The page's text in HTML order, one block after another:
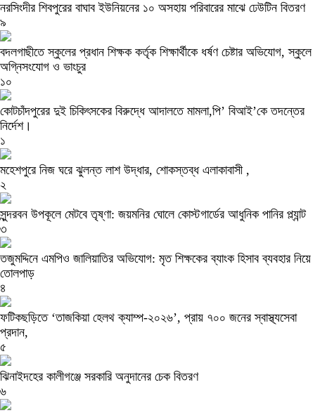
নরসিংদীর শিবপুরের বাঘাব ইউনিয়নের ১০ অসহায় পরিবারের মাঝে ঢেউটিন বিতরণ
৯
বদলগাছীতে স্কুলের প্রধান শিক্ষক কর্তৃক শিক্ষার্থীকে ধর্ষণ চেষ্টার অভিযোগ, স্কুলে
অগ্নিসংযোগ ও ভাংচুর
১০
কোটচাঁদপুরের দুই চিকিৎসকের বিরুদ্ধে আদালতে মামলা,পি’ বিআই’কে তদন্তের
নির্দেশ।
১
মহেশপুরে নিজ ঘরে ঝুলন্ত লাশ উদ্ধার, শোকস্তব্ধ এলাকাবাসী ,
২
সুন্দরবন উপকূলে মেটবে তৃষ্ণা: জয়মনির ঘোলে কোস্টগার্ডের আধুনিক পানির প্ল্যান্ট
৩
তজুমদ্দিনে এমপিও জালিয়াতির অভিযোগ: মৃত শিক্ষকের ব্যাংক হিসাব ব্যবহার নিয়ে
তোলপাড়
৪
ফটিকছড়িতে ‘তাজকিয়া হেলথ ক্যাম্প-২০২৬’, প্রায় ৭০০ জনের স্বাস্থ্যসেবা
প্রদান,
৫
ঝিনাইদহের কালীগঞ্জে সরকারি অনুদানের চেক বিতরণ
৬